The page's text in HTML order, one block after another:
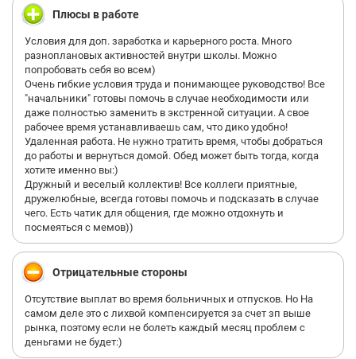
Плюсы в работе
Условия для доп. заработка и карьерного роста. Много
разноплановых активностей внутри школы. Можно
попробовать себя во всем)
Очень гибкие условия труда и понимающее руководство! Все
"начальники" готовы помочь в случае необходимости или
даже полностью заменить в экстренной ситуации. А свое
рабочее время устанавливаешь сам, что дико удобно!
Удаленная работа. Не нужно тратить время, чтобы добраться
до работы и вернуться домой. Обед может быть тогда, когда
хотите именно вы:)
Дружный и веселый коллектив! Все коллеги приятные,
дружелюбные, всегда готовы помочь и подсказать в случае
чего. Есть чатик для общения, где можно отдохнуть и
посмеяться с мемов))
Отрицательные стороны
Отсутствие выплат во время больничных и отпусков. Но На
самом деле это с лихвой компенсируется за счет зп выше
рынка, поэтому если не болеть каждый месяц проблем с
деньгами не будет:)